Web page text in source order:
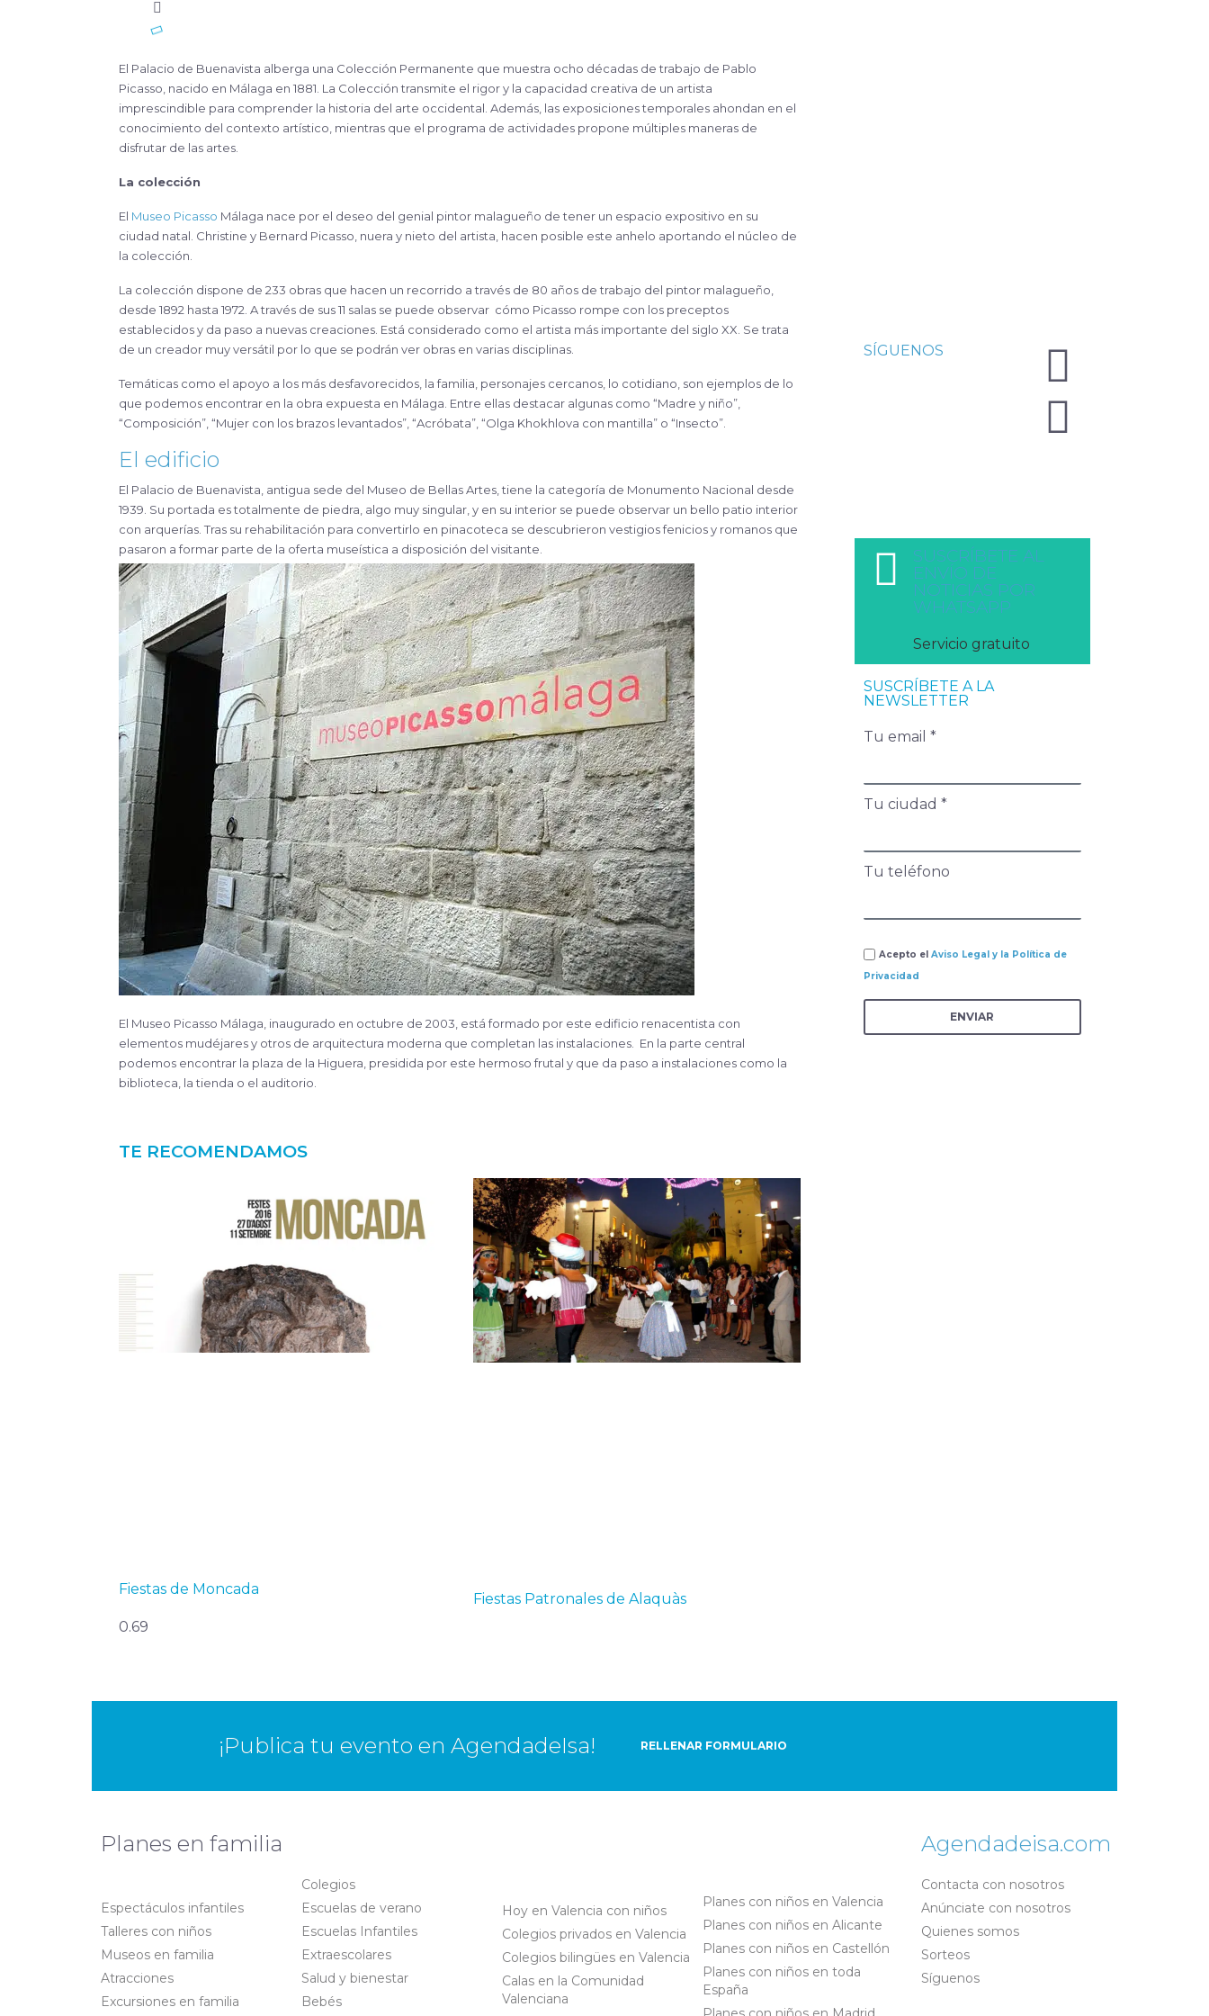
El Palacio de Buenavista alberga una Colección Permanente que muestra ocho décadas de trabajo de Pablo
Picasso, nacido en Málaga en 1881. La Colección transmite el rigor y la capacidad creativa de un artista
imprescindible para comprender la historia del arte occidental. Además, las exposiciones temporales ahondan en el
conocimiento del contexto artístico, mientras que el programa de actividades propone múltiples maneras de
disfrutar de las artes.
La colección
El Museo Picasso Málaga nace por el deseo del genial pintor malagueño de tener un espacio expositivo en su
ciudad natal. Christine y Bernard Picasso, nuera y nieto del artista, hacen posible este anhelo aportando el núcleo de
la colección.
La colección dispone de 233 obras que hacen un recorrido a través de 80 años de trabajo del pintor malagueño,
desde 1892 hasta 1972. A través de sus 11 salas se puede observar cómo Picasso rompe con los preceptos
establecidos y da paso a nuevas creaciones. Está considerado como el artista más importante del siglo XX. Se trata
de un creador muy versátil por lo que se podrán ver obras en varias disciplinas.
Temáticas como el apoyo a los más desfavorecidos, la familia, personajes cercanos, lo cotidiano, son ejemplos de lo
que podemos encontrar en la obra expuesta en Málaga. Entre ellas destacar algunas como “Madre y niño”,
“Composición”, “Mujer con los brazos levantados”, “Acróbata”, “Olga Khokhlova con mantilla” o “Insecto”.
El edificio
El Palacio de Buenavista, antigua sede del Museo de Bellas Artes, tiene la categoría de Monumento Nacional desde
1939. Su portada es totalmente de piedra, algo muy singular, y en su interior se puede observar un bello patio interior
con arquerías. Tras su rehabilitación para convertirlo en pinacoteca se descubrieron vestigios fenicios y romanos que
pasaron a formar parte de la oferta museística a disposición del visitante.
El Museo Picasso Málaga, inaugurado en octubre de 2003, está formado por este edificio renacentista con
elementos mudéjares y otros de arquitectura moderna que completan las instalaciones. En la parte central
podemos encontrar la plaza de la Higuera, presidida por este hermoso frutal y que da paso a instalaciones como la
biblioteca, la tienda o el auditorio.
TE RECOMENDAMOS
Fiestas de Moncada
Fiestas Patronales de Alaquàs
SÍGUENOS
SUSCRÍBETE AL
ENVÍO DE
NOTICIAS POR
WHATSAPP
Servicio gratuito
SUSCRÍBETE A LA
NEWSLETTER
Tu email *
Tu ciudad *
Tu teléfono
Acepto el Aviso Legal y la Política de
Privacidad
ENVIAR
¡Publica tu evento en AgendadeIsa! RELLENAR FORMULARIO
Planes en familia
Espectáculos infantiles
Talleres con niños
Museos en familia
Atracciones
Excursiones en familia
Colegios
Escuelas de verano
Escuelas Infantiles
Extraescolares
Salud y bienestar
Bebés
Hoy en Valencia con niños
Colegios privados en Valencia
Colegios bilingües en Valencia
Calas en la Comunidad
Valenciana
Planes con niños en Valencia
Planes con niños en Alicante
Planes con niños en Castellón
Planes con niños en toda
España
Agendadeisa.com
Contacta con nosotros
Anúnciate con nosotros
Quienes somos
Sorteos
Síguenos